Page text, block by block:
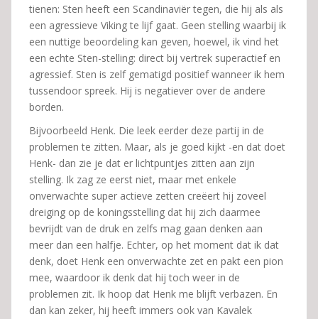
tienen: Sten heeft een Scandinaviër tegen, die hij als als
een agressieve Viking te lijf gaat. Geen stelling waarbij ik
een nuttige beoordeling kan geven, hoewel, ik vind het
een echte Sten-stelling: direct bij vertrek superactief en
agressief. Sten is zelf gematigd positief wanneer ik hem
tussendoor spreek. Hij is negatiever over de andere
borden.
Bijvoorbeeld Henk. Die leek eerder deze partij in de
problemen te zitten. Maar, als je goed kijkt -en dat doet
Henk- dan zie je dat er lichtpuntjes zitten aan zijn
stelling. Ik zag ze eerst niet, maar met enkele
onverwachte super actieve zetten creëert hij zoveel
dreiging op de koningsstelling dat hij zich daarmee
bevrijdt van de druk en zelfs mag gaan denken aan
meer dan een halfje. Echter, op het moment dat ik dat
denk, doet Henk een onverwachte zet en pakt een pion
mee, waardoor ik denk dat hij toch weer in de
problemen zit. Ik hoop dat Henk me blijft verbazen. En
dan kan zeker, hij heeft immers ook van Kavalek